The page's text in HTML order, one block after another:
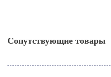
Сопутствующие товары